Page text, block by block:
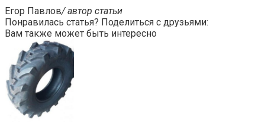
Егор Павлов/ автор статьи
Понравилась статья? Поделиться с друзьями:
Вам также может быть интересно